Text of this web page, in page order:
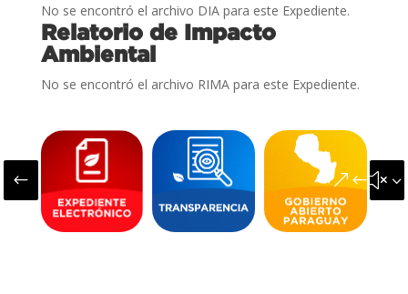
No se encontró el archivo DIA para este Expediente.
Relatorio de Impacto
Ambiental
No se encontró el archivo RIMA para este Expediente.
#